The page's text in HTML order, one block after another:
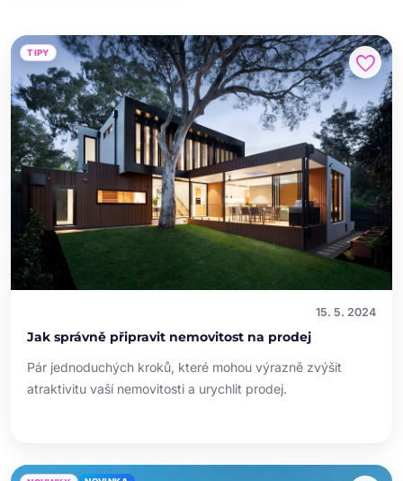
TIPY favorite
15. 5. 2024
Jak správně připravit nemovitost na prodej
Pár jednoduchých kroků, které mohou výrazně zvýšit
atraktivitu vaší nemovitosti a urychlit prodej.